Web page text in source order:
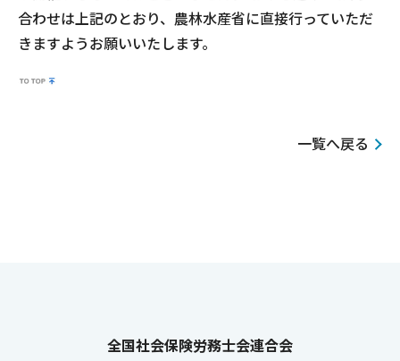
合わせは上記のとおり、農林水産省に直接行っていただ
きますようお願いいたします。
一覧へ戻る
全国社会保険労務士会連合会